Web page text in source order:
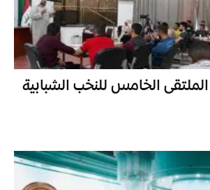
الخامس للنخب الشبابية